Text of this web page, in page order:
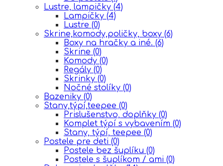
Lustre, lampičky (4)
Lampičky (4)
Lustre (0)
Skrine,komody,poličky, boxy (6)
Boxy na hračky a iné. (6)
Skrine (0)
Komody (0)
Regály (0)
Skrinky (0)
Nočné stolíky (0)
Bazeniky (0)
Stany,týpí,teepee (0)
Prislušenstvo, doplňky (0)
Komplet týpí s vybavením (0)
Stany, týpí, teepee (0)
Postele pre deti (0)
Postele bez šuplíku (0)
Postele s šuplíkom / ami (0)